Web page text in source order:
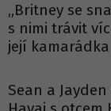
„Britney se
s nimi trávit
její
Sean a